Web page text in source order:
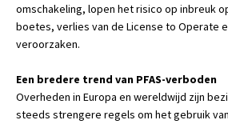
omschakeling, lopen het risico op inbreuk
boetes, verlies van de License to Operate
veroorzaken.
Een bredere trend van PFAS-verboden
Overheden in Europa en wereldwijd zijn
steeds strengere regels om het gebruik